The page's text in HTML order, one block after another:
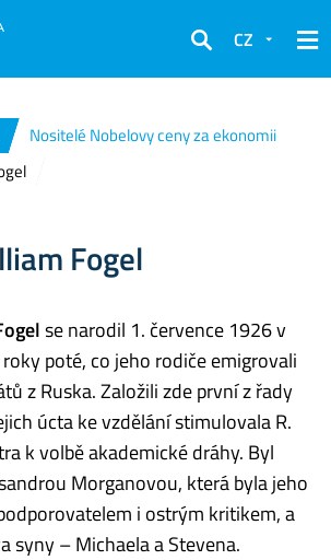
Hledat
CZ
Nositelé Nobelovy ceny za ekonomii
Fogel
se narodil 1. července 1926 v
poté, co jeho rodiče emigrovali
z Ruska. Založili zde první z řady
úcta ke vzdělání stimulovala R.
k volbě akademické dráhy. Byl
Morganovou, která byla jeho
i ostrým kritikem, a
syny – Michaela a Stevena.